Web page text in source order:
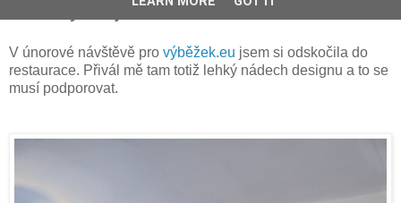
Dalo by se jíst i očima
V únorové návštěvě pro výběžek.eu jsem si odskočila do
restaurace. Přivál mě tam totiž lehký nádech designu a to se
musí podporovat.